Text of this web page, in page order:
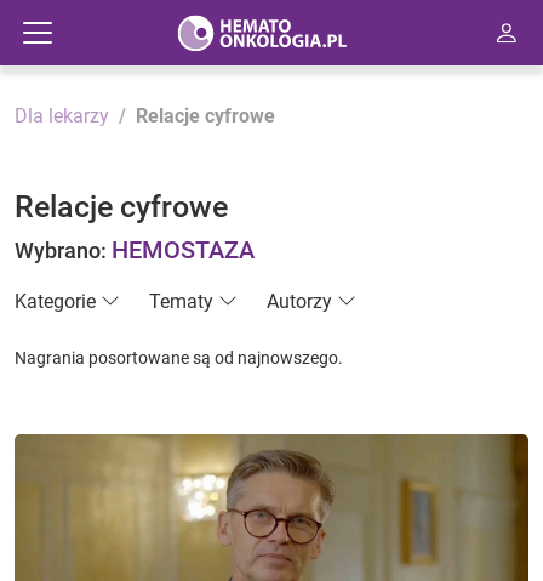
Dla lekarzy Relacje cyfrowe
Relacje cyfrowe
Wybrano: HEMOSTAZA
Kategorie Tematy Autorzy
Nagrania posortowane są od najnowszego.